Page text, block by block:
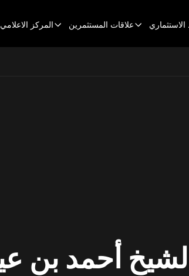
علاقات المستثمرين المركز الاعلامي
أحمد بن